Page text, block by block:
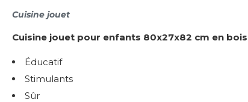
Cuisine jouet
Cuisine jouet pour enfants 80x27x82 cm en bois
Éducatif
Stimulants
Sûr